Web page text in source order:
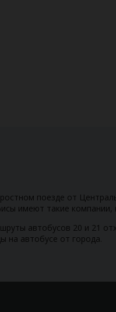
поезде от
имеют такие компании,
автобусов 20 и 21
на автобусе от города.